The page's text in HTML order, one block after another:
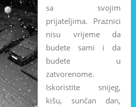
sa svojim
prijateljima. Praznici
nisu vrijeme da
budete sami i da
budete u
zatvorenome.
Iskoristite snijeg,
kišu, sunčan dan,